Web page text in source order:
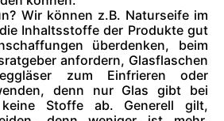
Wir können z.B. Naturseife im
Inhaltsstoffe der Produkte gut
überdenken, beim
anfordern, Glasflaschen
zum Einfrieren oder
denn nur Glas gibt bei
keine Stoffe ab. Generell gilt,